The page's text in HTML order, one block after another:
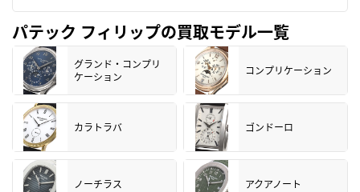
パテック フィリップの買取モデル一覧
グランド・コンプリ
ケーション
コンプリケーション
カラトラバ ゴンドーロ
ノーチラス アクアノート